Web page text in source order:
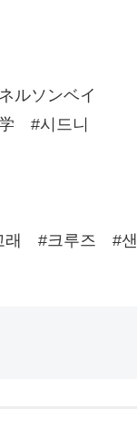
ルソンベイ
#시드니
래 #크루즈 #샌